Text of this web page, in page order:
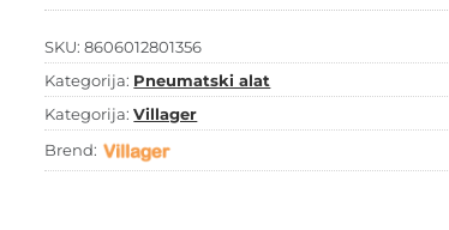
SKU:8606012801356
Kategorija: Pneumatski alat
Kategorija:Villager
Brend: